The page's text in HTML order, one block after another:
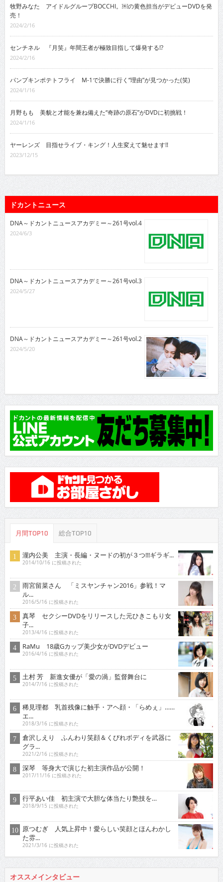
牧野みなた アイドルグループBOCCHI。￼の黄色担当がデビューDVDを発
売！
2024/2/16
センチネル 『月笑』年間王者が極致目指して爆発する!?
2024/2/16
パンプキンポテトフライ M-1で決勝に行く“理由”が見つかった(笑)
2024/1/16
月野もも 美貌と才能を兼ね備えた“奇跡の原石”がDVDに初挑戦！
2024/1/16
ヤーレンズ 目指せライブ・キング！人生変えて魅せます!!
2023/12/15
ドカントニュース
DNA～ドカントニュースアカデミー～261号vol.4
2024/6/3
DNA～ドカントニュースアカデミー～261号vol.3
2024/5/27
DNA～ドカントニュースアカデミー～261号vol.2
2024/5/20
月間TOP10 総合TOP10
瀧内公美 主演・長編・ヌードの初が３つ!!!ギラギ...
2014/10/16 に投稿された
雨宮留菜さん 「ミスヤンチャン2016」参戦！マ
ル...
2016/5/16 に投稿された
真琴 セクシーDVDをリリースした元ひきこもり女
子...
2013/4/16 に投稿された
RaMu 18歳Gカップ美少女がDVDデビュー
2016/4/16 に投稿された
土村 芳 新進女優が「愛の渦」監督舞台に
2014/7/16 に投稿された
稀見理都 乳首残像に触手・アヘ顔・「らめぇ」……
エ...
2018/3/16 に投稿された
倉沢しえり ふんわり笑顔＆くびれボディを武器に
グラ...
2021/2/16 に投稿された
深琴 等身大で演じた初主演作品が公開！
2017/11/16 に投稿された
行平あい佳 初主演で大胆な体当たり艶技を…
2018/9/15 に投稿された
原つむぎ 人気上昇中！愛らしい笑顔とほんわかし
た雰...
2021/3/16 に投稿された
オススメインタビュー